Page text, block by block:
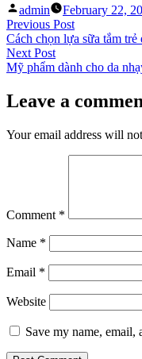
Posted
by
admin February 22,
Post
navigation
Previous PostPrevious
post:
Cách chọn lựa sữa tắm trẻ
Next PostNext
post:
Mỹ phẩm dành cho da
Leave a
Your email address will
Comment *
Name *
Email *
Website
Save my name,